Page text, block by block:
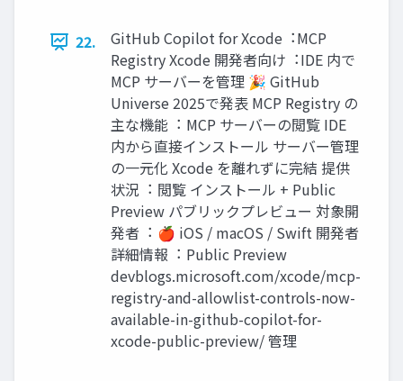
22.
GitHub Copilot for Xcode︓MCP
Registry Xcode 開発者向け︓IDE 内で
MCP サーバーを管理 🎉 GitHub
Universe 2025で発表 MCP Registry の
主な機能︓ MCP サーバーの閲覧 IDE
内から直接インストール サーバー管理
の⼀元化 Xcode を離れずに完結 提供
状況︓ 閲覧 インストール + Public
Preview パブリックプレビュー 対象開
発者︓ 🍎 iOS / macOS / Swift 開発者
詳細情報︓ Public Preview
devblogs.microsoft.com/xcode/mcp-
registry-and-allowlist-controls-now-
available-in-github-copilot-for-
xcode-public-preview/ 管理